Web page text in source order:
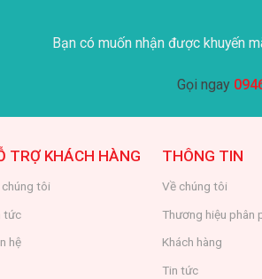
Bạn có muốn nhận được khuyến
Gọi ngay
TRỢ KHÁCH HÀNG
chúng tôi
tức
hệ
THÔNG TIN
Về chúng tôi
Thương hiệu phân
Khách hàng
Tin tức